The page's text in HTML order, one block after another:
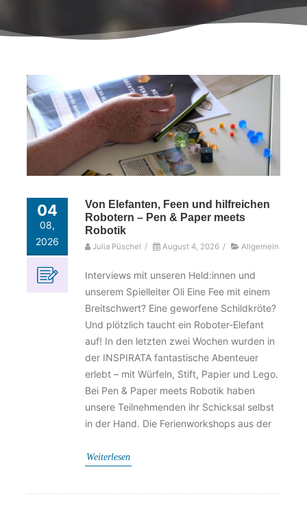
04
08,
2026
Von Elefanten, Feen und hilfreichen
Robotern – Pen & Paper meets
Robotik
Julia Püschel / August 4, 2026 / Allgemein
Interviews mit unseren Held:innen und
unserem Spielleiter Oli Eine Fee mit einem
Breitschwert? Eine geworfene Schildkröte?
Und plötzlich taucht ein Roboter-Elefant
auf! In den letzten zwei Wochen wurden in
der INSPIRATA fantastische Abenteuer
erlebt – mit Würfeln, Stift, Papier und Lego.
Bei Pen & Paper meets Robotik haben
unsere Teilnehmenden ihr Schicksal selbst
in der Hand. Die Ferienworkshops aus der
Weiterlesen